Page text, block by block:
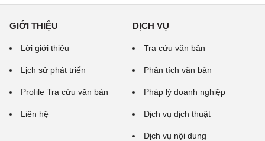
GIỚI THIỆU
Lời giới thiệu
Lịch sử phát triển
Profile Tra cứu văn bản
Liên hệ
DỊCH VỤ
Tra cứu văn bản
Phân tích văn bản
Pháp lý doanh nghiệp
Dịch vụ dịch thuật
Dịch vụ nội dung